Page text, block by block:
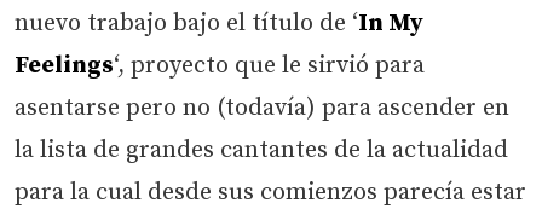
nuevo trabajo bajo el título de ‘In My
Feelings‘, proyecto que le sirvió para
asentarse pero no (todavía) para ascender en
la lista de grandes cantantes de la actualidad
para la cual desde sus comienzos parecía estar